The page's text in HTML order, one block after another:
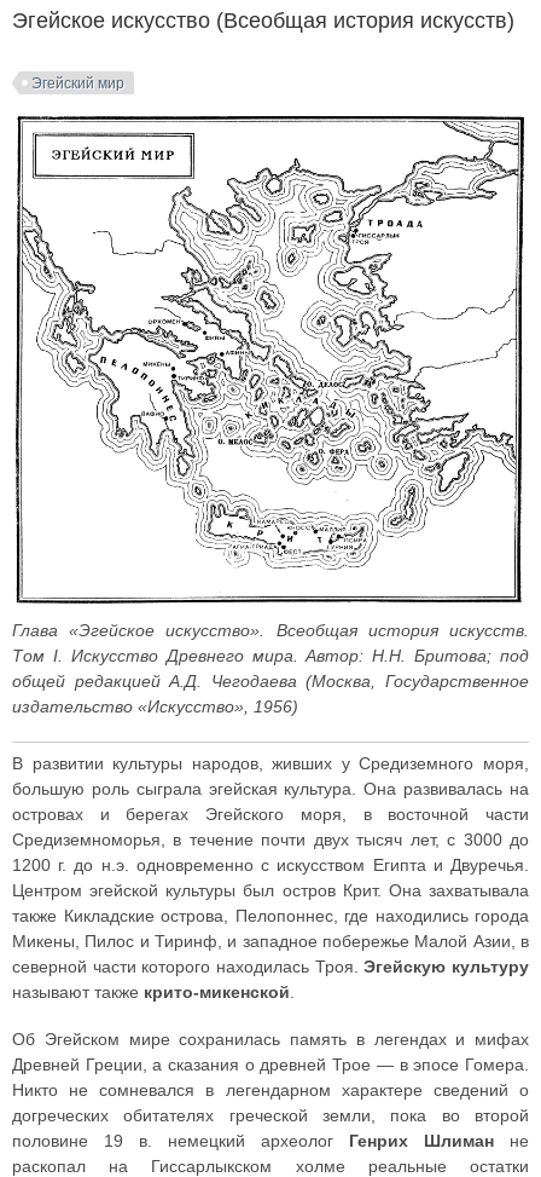
Эгейское искусство (Всеобщая история искусств)
Эгейский мир
Глава «Эгейское искусство». Всеобщая история искусств.
Том I. Искусство Древнего мира. Автор: Н.Н. Бритова; под
общей редакцией А.Д. Чегодаева (Москва, Государственное
издательство «Искусство», 1956)
В развитии культуры народов, живших у Средиземного моря,
большую роль сыграла эгейская культура. Она развивалась на
островах и берегах Эгейского моря, в восточной части
Средиземноморья, в течение почти двух тысяч лет, с 3000 до
1200 г. до н.э. одновременно с искусством Египта и Двуречья.
Центром эгейской культуры был остров Крит. Она захватывала
также Кикладские острова, Пелопоннес, где находились города
Микены, Пилос и Тиринф, и западное побережье Малой Азии, в
северной части которого находилась Троя.Эгейскую культуру
называют также крито-микенской
Об Эгейском мире сохранилась память в легендах и мифах
Древней Греции, а сказания о древней Трое — в эпосе Гомера.
Никто не сомневался в легендарном характере сведений о
догреческих обитателях греческой земли, пока во второй
половине 19 в. немецкий археолог Генрих Шлиман не
раскопал на Гиссарлыкском холме реальные остатки